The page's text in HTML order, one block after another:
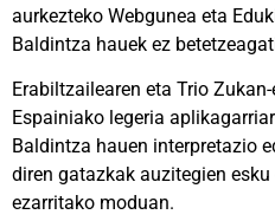
aurkezteko Webgunea eta
Baldintza hauek ez
Erabiltzailearen eta Trio
Espainiako legeria
Baldintza hauen interpretazio
diren gatazkak auzitegien
ezarritako moduan.